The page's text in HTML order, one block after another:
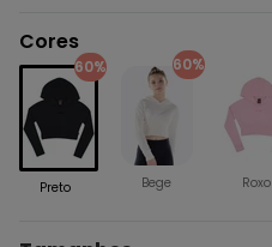
Cores
60%
Preto
60%
Bege Roxo